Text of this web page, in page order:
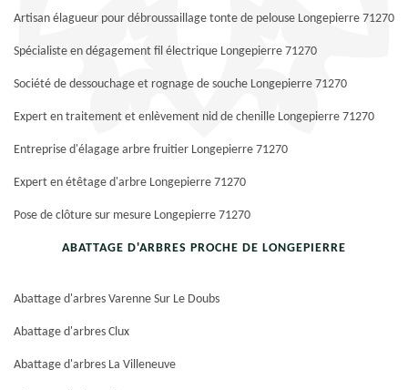
Artisan élagueur pour débroussaillage tonte de pelouse Longepierre 71270
Spécialiste en dégagement fil électrique Longepierre 71270
Société de dessouchage et rognage de souche Longepierre 71270
Expert en traitement et enlèvement nid de chenille Longepierre 71270
Entreprise d'élagage arbre fruitier Longepierre 71270
Expert en étêtage d'arbre Longepierre 71270
Pose de clôture sur mesure Longepierre 71270
ABATTAGE D'ARBRES PROCHE DE LONGEPIERRE
Abattage d'arbres Varenne Sur Le Doubs
Abattage d'arbres Clux
Abattage d'arbres La Villeneuve